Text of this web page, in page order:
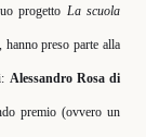
progetto La scuola
preso parte alla
Alessandro Rosa di
premio (ovvero un